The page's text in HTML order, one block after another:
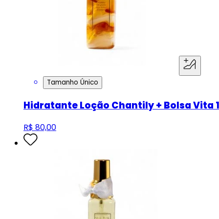
Tamanho Único
Hidratante Loção Chantily + Bolsa Vita
R$ 80,00